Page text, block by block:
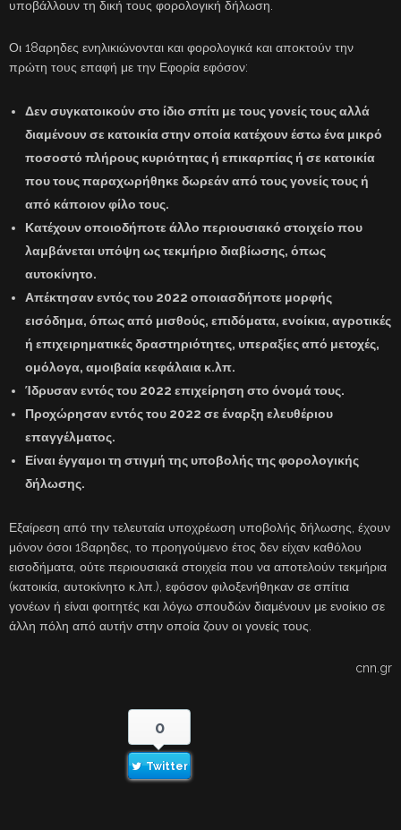
υποβάλλουν τη δική τους φορολογική δήλωση.
Οι 18αρηδες ενηλικιώνονται και φορολογικά και αποκτούν την
πρώτη τους επαφή με την Εφορία εφόσον:
Δεν συγκατοικούν στο ίδιο σπίτι με τους γονείς τους αλλά
διαμένουν σε κατοικία στην οποία κατέχουν έστω ένα μικρό
ποσοστό πλήρους κυριότητας ή επικαρπίας ή σε κατοικία
που τους παραχωρήθηκε δωρεάν από τους γονείς τους ή
από κάποιον φίλο τους.
Κατέχουν οποιοδήποτε άλλο περιουσιακό στοιχείο που
λαμβάνεται υπόψη ως τεκμήριο διαβίωσης, όπως
αυτοκίνητο.
Απέκτησαν εντός του 2022 οποιασδήποτε μορφής
εισόδημα, όπως από μισθούς, επιδόματα, ενοίκια, αγροτικές
ή επιχειρηματικές δραστηριότητες, υπεραξίες από μετοχές,
ομόλογα, αμοιβαία κεφάλαια κ.λπ.
Ίδρυσαν εντός του 2022 επιχείρηση στο όνομά τους.
Προχώρησαν εντός του 2022 σε έναρξη ελευθέριου
επαγγέλματος.
Είναι έγγαμοι τη στιγμή της υποβολής της φορολογικής
δήλωσης.
Εξαίρεση από την τελευταία υποχρέωση υποβολής δήλωσης, έχουν
μόνον όσοι 18αρηδες, το προηγούμενο έτος δεν είχαν καθόλου
εισοδήματα, ούτε περιουσιακά στοιχεία που να αποτελούν τεκμήρια
(κατοικία, αυτοκίνητο κ.λπ.), εφόσον φιλοξενήθηκαν σε σπίτια
γονέων ή είναι φοιτητές και λόγω σπουδών διαμένουν με ενοίκιο σε
άλλη πόλη από αυτήν στην οποία ζουν οι γονείς τους.
cnn.gr
0
Twitter